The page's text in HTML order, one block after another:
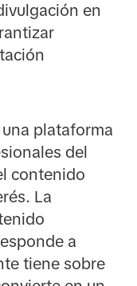
en
plataforma
del
contenido
La
a
tiene sobre